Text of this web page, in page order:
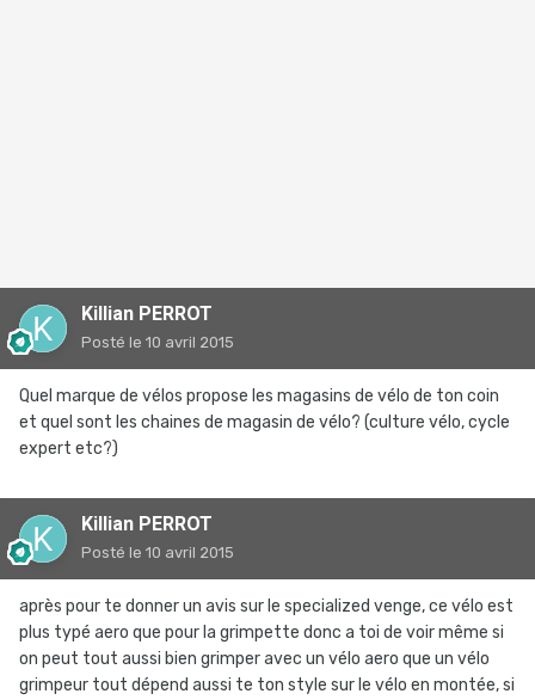
Killian PERROT
Posté le 10 avril 2015
Quel marque de vélos propose les magasins de vélo de ton coin
et quel sont les chaines de magasin de vélo? (culture vélo, cycle
expert etc?)
Killian PERROT
Posté le 10 avril 2015
après pour te donner un avis sur le specialized venge, ce vélo est
plus typé aero que pour la grimpette donc a toi de voir même si
on peut tout aussi bien grimper avec un vélo aero que un vélo
grimpeur tout dépend aussi te ton style sur le vélo en montée, si